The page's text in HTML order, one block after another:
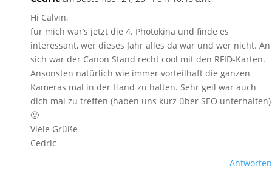
Hi Calvin,
für mich war’s jetzt die 4. Photokina und finde es
interessant, wer dieses Jahr alles da war und wer nicht. An
sich war der Canon Stand recht cool mit den RFID-Karten.
Ansonsten natürlich wie immer vorteilhaft die ganzen
Kameras mal in der Hand zu halten. Sehr geil war auch
dich mal zu treffen (haben uns kurz über SEO unterhalten)
🙂
Viele Grüße
Cedric
Antworten